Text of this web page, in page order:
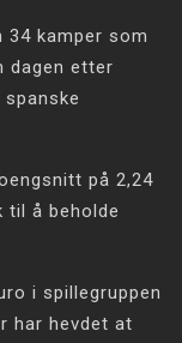
34 kamper som
dagen etter
på 2,24
til å beholde
i spillegruppen
har hevdet at